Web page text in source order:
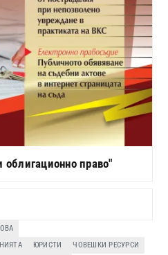
право"
ЮРИСТИ
ЧОВЕШКИ РЕСУРСИ